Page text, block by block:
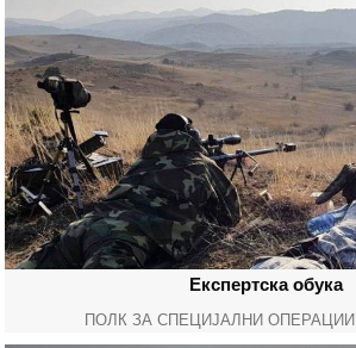
Експертска обука
ПОЛК ЗА СПЕЦИЈАЛНИ ОПЕРАЦИИ